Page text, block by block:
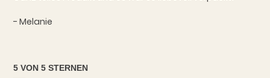
- Melanie
5 VON 5 STERNEN